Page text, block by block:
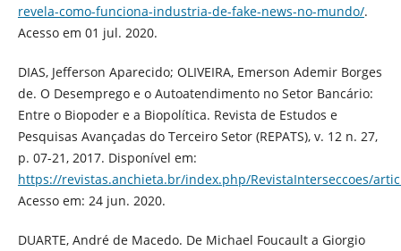
revela-como-funciona-industria-de-fake-news-no-mundo/.
Acesso em 01 jul. 2020.
DIAS, Jefferson Aparecido; OLIVEIRA, Emerson Ademir Borges
de. O Desemprego e o Autoatendimento no Setor Bancário:
Entre o Biopoder e a Biopolítica. Revista de Estudos e
Pesquisas Avançadas do Terceiro Setor (REPATS), v. 12 n. 27,
p. 07-21, 2017. Disponível em:
https://revistas.anchieta.br/index.php/RevistaInterseccoes/
Acesso em: 24 jun. 2020.
DUARTE, André de Macedo. De Michael Foucault a Giorgio